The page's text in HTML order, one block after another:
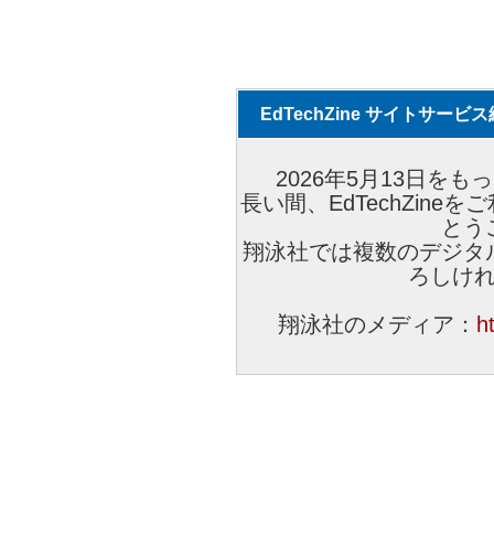
EdTechZine サイトサービス
2026年5月13日をも
長い間、EdTechZineを
とう
翔泳社では複数のデジ
ろしけ
翔泳社のメディア：